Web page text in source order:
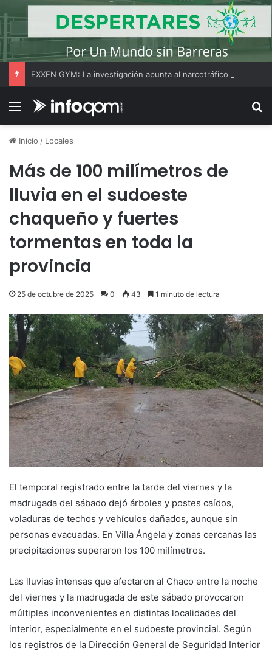
Menú
Inicio / Locales
Más de 100 milímetros de
lluvia en el sudoeste
chaqueño y fuertes
tormentas en toda la
provincia
25 de octubre de 2025 0 43 1 minuto de lectura
El temporal registrado entre la tarde del viernes y la
madrugada del sábado dejó árboles y postes caídos,
voladuras de techos y vehículos dañados, aunque sin
personas evacuadas. En Villa Ángela y zonas cercanas las
precipitaciones superaron los 100 milímetros.
Las lluvias intensas que afectaron al Chaco entre la noche
del viernes y la madrugada de este sábado provocaron
múltiples inconvenientes en distintas localidades del
interior, especialmente en el sudoeste provincial. Según
los registros de la Dirección General de Seguridad Interior